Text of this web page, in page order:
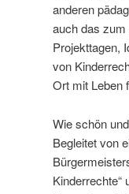
anderen
auch das zum
Projekttagen,
von
Ort mit Leben
Wie schön
Begleitet von
Kinderrechte“